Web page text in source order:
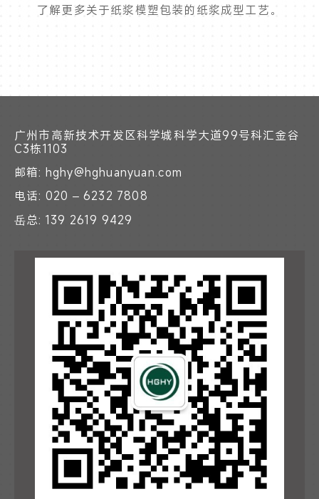
了解更多关于纸浆模塑包装的纸浆成型工艺。
广州市高新技术开发区科学城科学大道99号科汇金谷
C3栋1103
邮箱: hghy@hghuanyuan.com
电话: 020 – 6232 7808
岳总: 139 2619 9429